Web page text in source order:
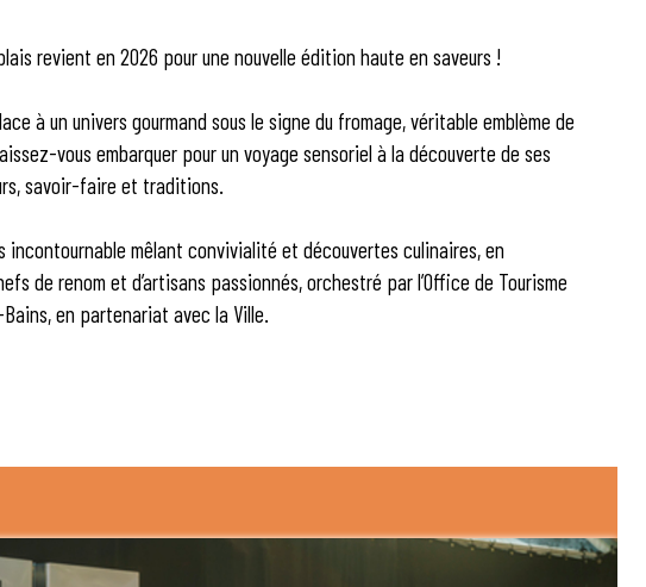
revient en 2026 pour une nouvelle édition haute en saveurs !
à un univers gourmand sous le signe du fromage, véritable emblème de
vous embarquer pour un voyage sensoriel à la découverte de ses
savoir-faire et traditions.
incontournable mêlant convivialité et découvertes culinaires, en
de renom et d’artisans passionnés, orchestré par l’Office de Tourisme
en partenariat avec la Ville.